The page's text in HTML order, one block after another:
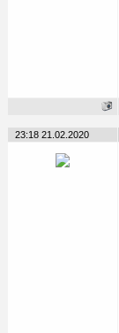
23:18 21.02.2020